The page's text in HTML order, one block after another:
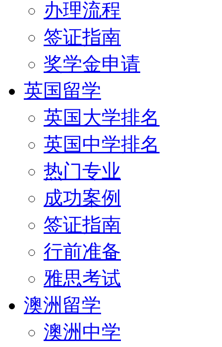
办理流程
签证指南
奖学金申请
英国留学
英国大学排名
英国中学排名
热门专业
成功案例
签证指南
行前准备
雅思考试
澳洲留学
澳洲中学